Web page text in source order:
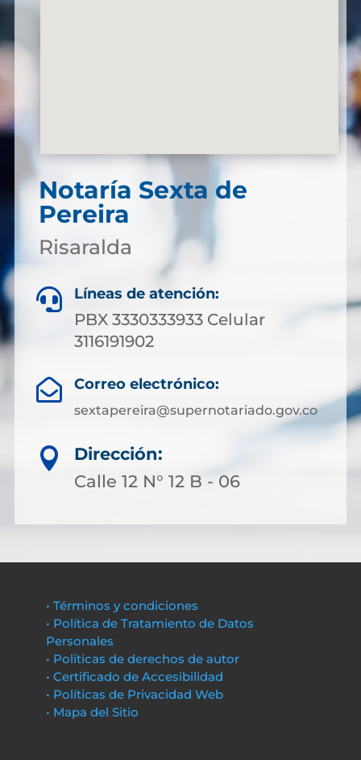
Notaría Sexta de
Pereira
Risaralda
 Líneas de atención:
PBX 3330333933 Celular
3116191902
 Correo electrónico:
sextapereira@supernotariado.gov.co

Dirección:
Calle 12 N° 12 B - 06
• Términos y condiciones
• Política de Tratamiento de Datos
Personales
• Políticas de derechos de autor
• Certificado de Accesibilidad
• Políticas de Privacidad Web
• Mapa del Sitio